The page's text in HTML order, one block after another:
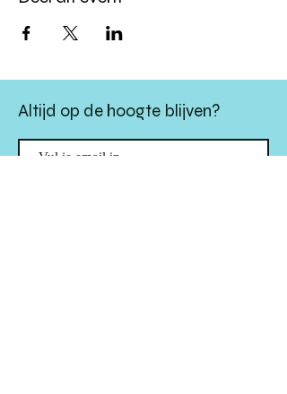
Altijd op de hoogte blijven?